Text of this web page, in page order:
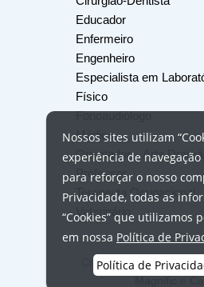
Educador
Enfermeiro
Engenheiro
Especialista em
Físico
Fonoaudiólogo
Médico
Orientador – Arte
Professor
Terapeuta Ocupacional
Veterinário
Crédito das fotos:USP
Nossos sites utilizam
experiência de
para reforçar o nosso
Privacidade, todas as
“Cookies” que utilizamos
em nossa Política de
Política de